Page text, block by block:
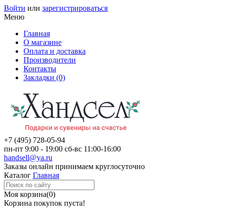
Войти или зарегистрироваться
Меню
Главная
О магазине
Оплата и доставка
Производители
Контакты
Закладки (0)
+7 (495) 728-05-94
пн-пт 9:00 - 19:00 сб-вс 11:00-16:00
handsell@ya.ru
Заказы онлайн принимаем круглосуточно
Каталог Главная
Моя корзина(0)
Корзина покупок пуста!